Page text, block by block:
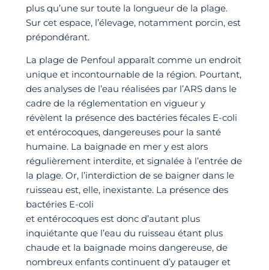
plus qu’une sur toute la longueur de la plage.
Sur cet espace, l’élevage, notamment porcin, est
prépondérant.
La plage de Penfoul apparaît comme un endroit
unique et incontournable de la région. Pourtant,
des analyses de l’eau réalisées par l’ARS dans le
cadre de la réglementation en vigueur y
révèlent la présence des bactéries fécales E-coli
et entérocoques, dangereuses pour la santé
humaine. La baignade en mer y est alors
régulièrement interdite, et signalée à l’entrée de
la plage. Or, l’interdiction de se baigner dans le
ruisseau est, elle, inexistante. La présence des
bactéries E-coli
et entérocoques est donc d’autant plus
inquiétante que l’eau du ruisseau étant plus
chaude et la baignade moins dangereuse, de
nombreux enfants continuent d’y patauger et